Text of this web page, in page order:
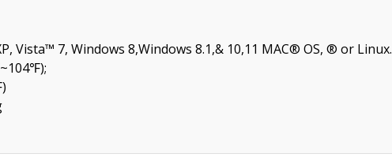
Vista™ 7, Windows 8,Windows 8.1,& 10,11 MAC® OS, ® or Linux.